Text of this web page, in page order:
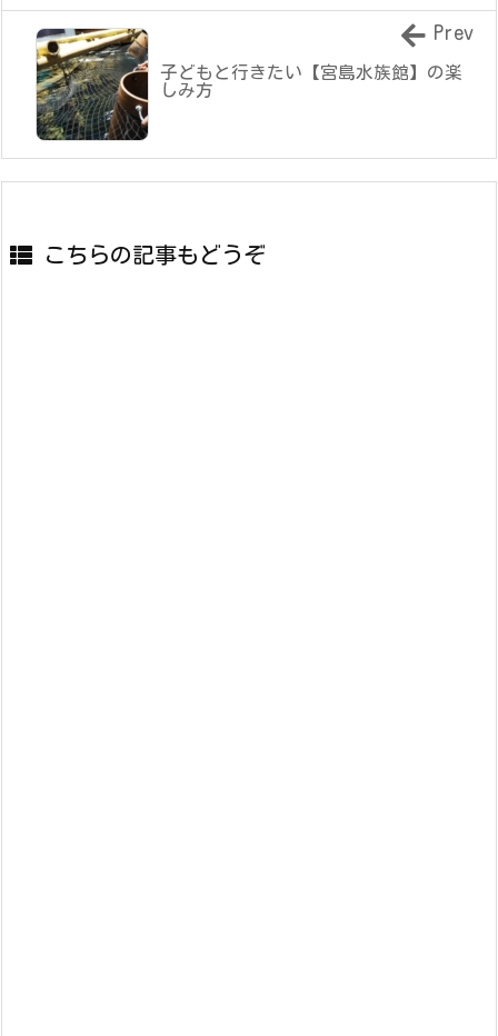
子どもと行きたい【宮島水族館】の楽
しみ方
Prev
こちらの記事もどうぞ